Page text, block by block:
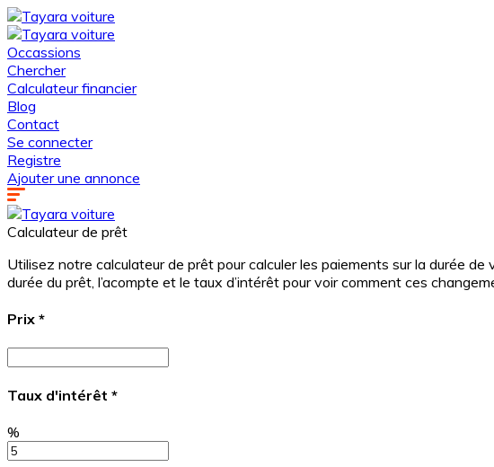
Occassions
Chercher
Calculateur financier
Blog
Contact
Se connecter
Registre
Ajouter une annonce
Calculateur de prêt
Utilisez notre calculateur de prêt pour calculer les paiements sur la durée
durée du prêt, l’acompte et le taux d’intérêt pour voir comment ces
Prix *
Taux d'intérêt *
%